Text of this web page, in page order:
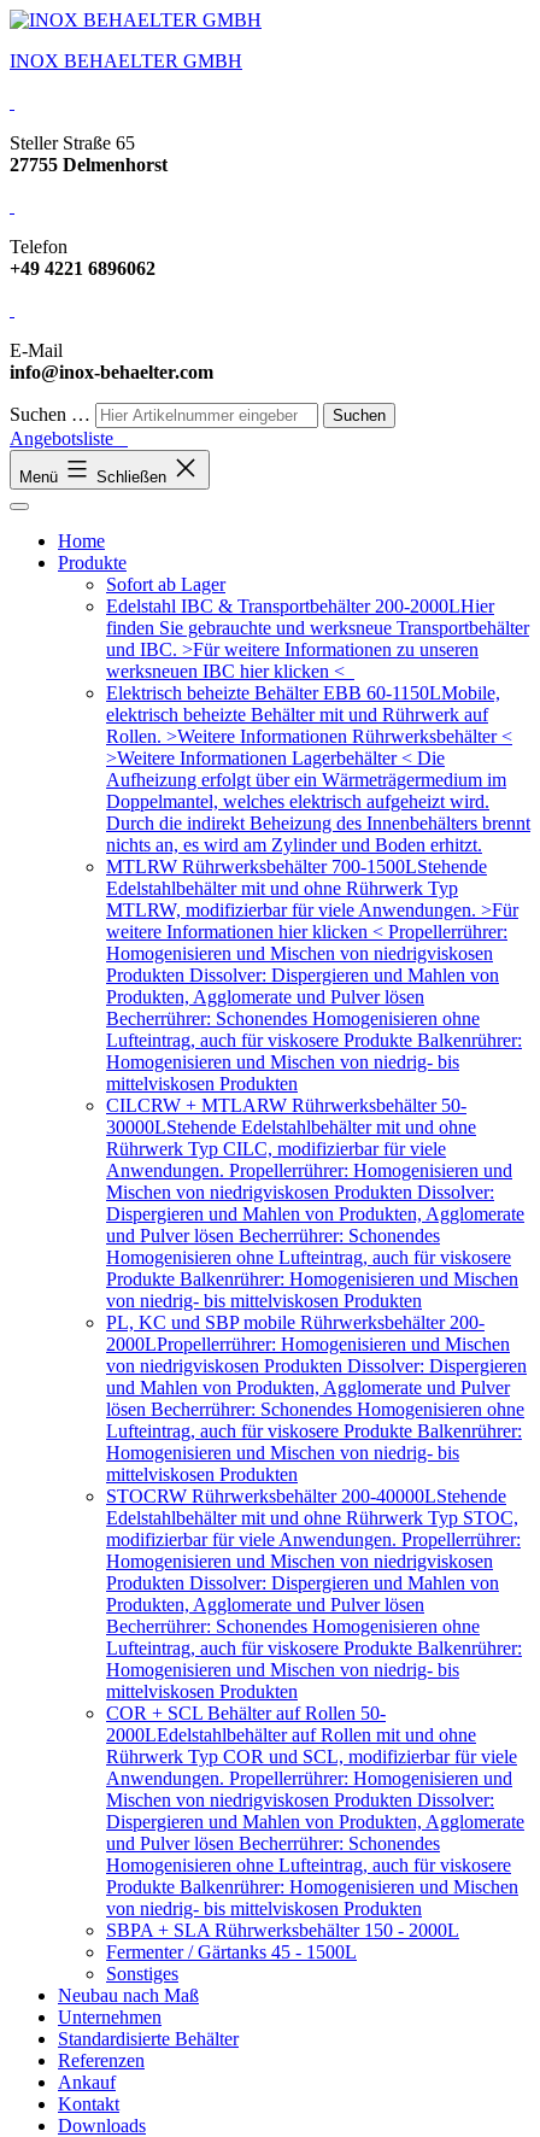
INOX BEHAELTER GMBH
Steller Straße 65
27755 Delmenhorst
Telefon
+49 4221 6896062
E-Mail
info@inox-behaelter.com
Suchen …
Angebotsliste
Menü Schließen
Home
Produkte
Sofort ab Lager
Edelstahl IBC & Transportbehälter 200-2000LHier
finden Sie gebrauchte und werksneue Transportbehälter
und IBC. >Für weitere Informationen zu unseren
werksneuen IBC hier klicken <
Elektrisch beheizte Behälter EBB 60-1150LMobile,
elektrisch beheizte Behälter mit und Rührwerk auf
Rollen. >Weitere Informationen Rührwerksbehälter <
>Weitere Informationen Lagerbehälter < Die
Aufheizung erfolgt über ein Wärmeträgermedium im
Doppelmantel, welches elektrisch aufgeheizt wird.
Durch die indirekt Beheizung des Innenbehälters brennt
nichts an, es wird am Zylinder und Boden erhitzt.
MTLRW Rührwerksbehälter 700-1500LStehende
Edelstahlbehälter mit und ohne Rührwerk Typ
MTLRW, modifizierbar für viele Anwendungen. >Für
weitere Informationen hier klicken < Propellerrührer:
Homogenisieren und Mischen von niedrigviskosen
Produkten Dissolver: Dispergieren und Mahlen von
Produkten, Agglomerate und Pulver lösen
Becherrührer: Schonendes Homogenisieren ohne
Lufteintrag, auch für viskosere Produkte Balkenrührer:
Homogenisieren und Mischen von niedrig- bis
mittelviskosen Produkten
CILCRW + MTLARW Rührwerksbehälter 50-
30000LStehende Edelstahlbehälter mit und ohne
Rührwerk Typ CILC, modifizierbar für viele
Anwendungen. Propellerrührer: Homogenisieren und
Mischen von niedrigviskosen Produkten Dissolver:
Dispergieren und Mahlen von Produkten, Agglomerate
und Pulver lösen Becherrührer: Schonendes
Homogenisieren ohne Lufteintrag, auch für viskosere
Produkte Balkenrührer: Homogenisieren und Mischen
von niedrig- bis mittelviskosen Produkten
PL, KC und SBP mobile Rührwerksbehälter 200-
2000LPropellerrührer: Homogenisieren und Mischen
von niedrigviskosen Produkten Dissolver: Dispergieren
und Mahlen von Produkten, Agglomerate und Pulver
lösen Becherrührer: Schonendes Homogenisieren ohne
Lufteintrag, auch für viskosere Produkte Balkenrührer:
Homogenisieren und Mischen von niedrig- bis
mittelviskosen Produkten
STOCRW Rührwerksbehälter 200-40000LStehende
Edelstahlbehälter mit und ohne Rührwerk Typ STOC,
modifizierbar für viele Anwendungen. Propellerrührer:
Homogenisieren und Mischen von niedrigviskosen
Produkten Dissolver: Dispergieren und Mahlen von
Produkten, Agglomerate und Pulver lösen
Becherrührer: Schonendes Homogenisieren ohne
Lufteintrag, auch für viskosere Produkte Balkenrührer:
Homogenisieren und Mischen von niedrig- bis
mittelviskosen Produkten
COR + SCL Behälter auf Rollen 50-
2000LEdelstahlbehälter auf Rollen mit und ohne
Rührwerk Typ COR und SCL, modifizierbar für viele
Anwendungen. Propellerrührer: Homogenisieren und
Mischen von niedrigviskosen Produkten Dissolver:
Dispergieren und Mahlen von Produkten, Agglomerate
und Pulver lösen Becherrührer: Schonendes
Homogenisieren ohne Lufteintrag, auch für viskosere
Produkte Balkenrührer: Homogenisieren und Mischen
von niedrig- bis mittelviskosen Produkten
SBPA + SLA Rührwerksbehälter 150 - 2000L
Fermenter / Gärtanks 45 - 1500L
Sonstiges
Neubau nach Maß
Unternehmen
Standardisierte Behälter
Referenzen
Ankauf
Kontakt
Downloads